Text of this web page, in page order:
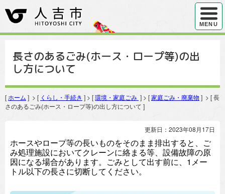
ハンバ
MENU
長さのあるごみ(ホース・ロープ等)の出
し方について
[ ホーム ] > [ くらし・手続き ] > [環境・家庭ごみ ] > [家庭ごみ・廃棄物 ] > [ 長
さのあるごみ(ホース・ロープ等)の出し方について ]
更新日：2023年08月17日
ホースやロープ等の長いものをそのまま排出すると、ご
み処理施設においてクレーンに絡まる等、設備故障の原
因になる場合があります。ごみとして出す前に、1メー
トル以下の長さに切断してください。